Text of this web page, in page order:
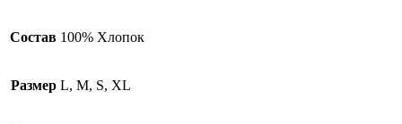
Состав 100% Хлопок
Размер L, M, S, XL